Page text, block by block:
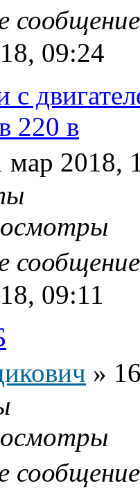
09:24
с
220 в
мар 2018,
09:11
»